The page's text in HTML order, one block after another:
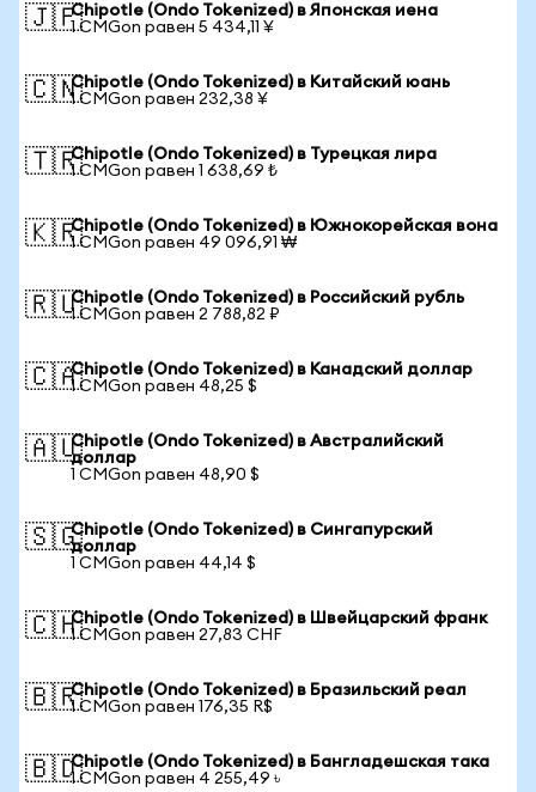
🇯🇵Chipotle (Ondo Tokenized) в Японская иена
1 CMGon равен 5 434,11 ¥
🇨🇳Chipotle (Ondo Tokenized) в Китайский юань
1 CMGon равен 232,38 ¥
🇹🇷Chipotle (Ondo Tokenized) в Турецкая лира
1 CMGon равен 1 638,69 ₺
🇰🇷Chipotle (Ondo Tokenized) в Южнокорейская вона
1 CMGon равен 49 096,91 ₩
🇷🇺Chipotle (Ondo Tokenized) в Российский рубль
1 CMGon равен 2 788,82 ₽
🇨🇦Chipotle (Ondo Tokenized) в Канадский доллар
1 CMGon равен 48,25 $
🇦🇺Chipotle (Ondo Tokenized) в Австралийский
доллар
1 CMGon равен 48,90 $
🇸🇬Chipotle (Ondo Tokenized) в Сингапурский
доллар
1 CMGon равен 44,14 $
🇨🇭Chipotle (Ondo Tokenized) в Швейцарский франк
1 CMGon равен 27,83 CHF
🇧🇷Chipotle (Ondo Tokenized) в Бразильский реал
1 CMGon равен 176,35 R$
🇧🇩Chipotle (Ondo Tokenized) в Бангладешская така
1 CMGon равен 4 255,49 ৳